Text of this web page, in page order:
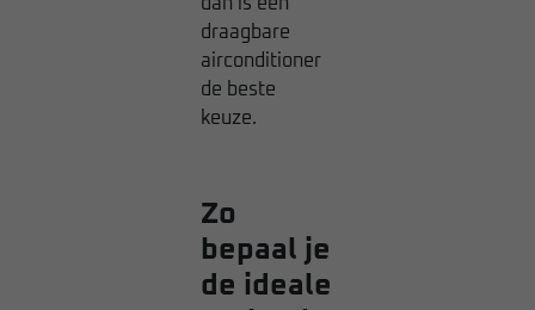
draagbare
airconditioner
de beste
keuze.
Zo
bepaal je
de ideale